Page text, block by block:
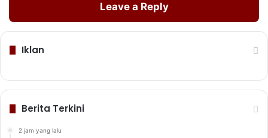
Leave a Reply
Iklan
Berita Terkini
2 jam yang lalu